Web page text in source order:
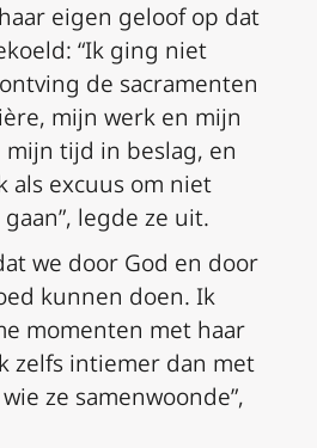
eigen geloof op dat
“Ik ging niet
de sacramenten
mijn werk en mijn
mijn tijd in beslag, en
als excuus om niet
legde ze uit.
we door God en door
kunnen doen. Ik
momenten met haar
zelfs intiemer dan met
ze samenwoonde”,